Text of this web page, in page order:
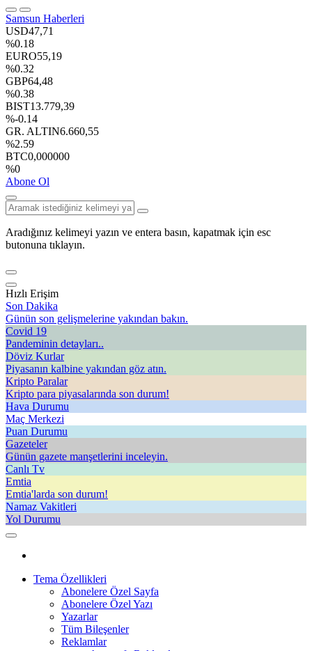
Samsun Haberleri
USD47,71
%0.18
EURO55,19
%0.32
GBP64,48
%0.38
BIST13.779,39
%-0.14
GR. ALTIN6.660,55
%2.59
BTC0,000000
%0
Abone Ol
Aradığınız kelimeyi yazın ve entera basın, kapatmak için esc
butonuna tıklayın.
Hızlı Erişim
Son Dakika
Günün son gelişmelerine yakından bakın.
Covid 19
Pandeminin detayları..
Döviz Kurlar
Piyasanın kalbine yakından göz atın.
Kripto Paralar
Kripto para piyasalarında son durum!
Hava Durumu
Maç Merkezi
Puan Durumu
Gazeteler
Günün gazete manşetlerini inceleyin.
Canlı Tv
Emtia
Emtia'larda son durum!
Namaz Vakitleri
Yol Durumu
Tema Özellikleri
Abonelere Özel Sayfa
Abonelere Özel Yazı
Yazarlar
Tüm Bileşenler
Reklamlar